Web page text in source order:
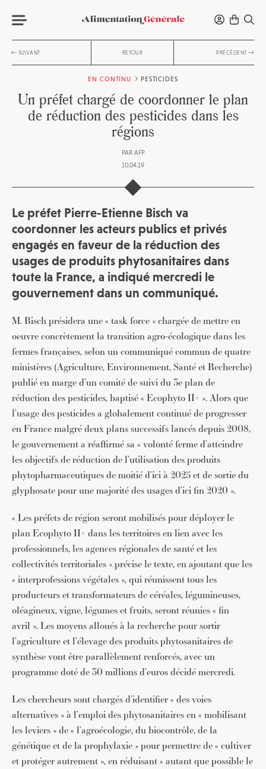
SUIVANT RETOUR PRÉCÉDENT
EN CONTINU PESTICIDES
Un préfet chargé de coordonner le plan
de réduction des pesticides dans les
régions
PAR AFP
10.04.19
Le préfet Pierre-Etienne Bisch va
coordonner les acteurs publics et privés
engagés en faveur de la réduction des
usages de produits phytosanitaires dans
toute la France, a indiqué mercredi le
gouvernement dans un communiqué.
M. Bisch présidera une « task force » chargée de mettre en
oeuvre concrètement la transition agro-écologique dans les
fermes françaises, selon un communiqué commun de quatre
ministères (Agriculture, Environnement, Santé et Recherche)
publié en marge d’un comité de suivi du 3e plan de
réduction des pesticides, baptisé « Ecophyto II+ ». Alors que
l’usage des pesticides a globalement continué de progresser
en France malgré deux plans successifs lancés depuis 2008,
le gouvernement a réaffirmé sa « volonté ferme d’atteindre
les objectifs de réduction de l’utilisation des produits
phytopharmaceutiques de moitié d’ici à 2025 et de sortie du
glyphosate pour une majorité des usages d’ici fin 2020 ».
« Les préfets de région seront mobilisés pour déployer le
plan Ecophyto II+ dans les territoires en lien avec les
professionnels, les agences régionales de santé et les
collectivités territoriales » précise le texte, en ajoutant que les
« interprofessions végétales », qui réunissent tous les
producteurs et transformateurs de céréales, légumineuses,
oléagineux, vigne, légumes et fruits, seront réunies « fin
avril ». Les moyens alloués à la recherche pour sortir
l’agriculture et l’élevage des produits phytosanitaires de
synthèse vont être parallèlement renforcés, avec un
programme doté de 30 millions d’euros décidé mercredi.
Les chercheurs sont chargés d’identifier « des voies
alternatives » à l’emploi des phytosanitaires en « mobilisant
les leviers » de « l’agroécologie, du biocontrôle, de la
génétique et de la prophylaxie » pour permettre de « cultiver
et protéger autrement », en réduisant « autant que possible le